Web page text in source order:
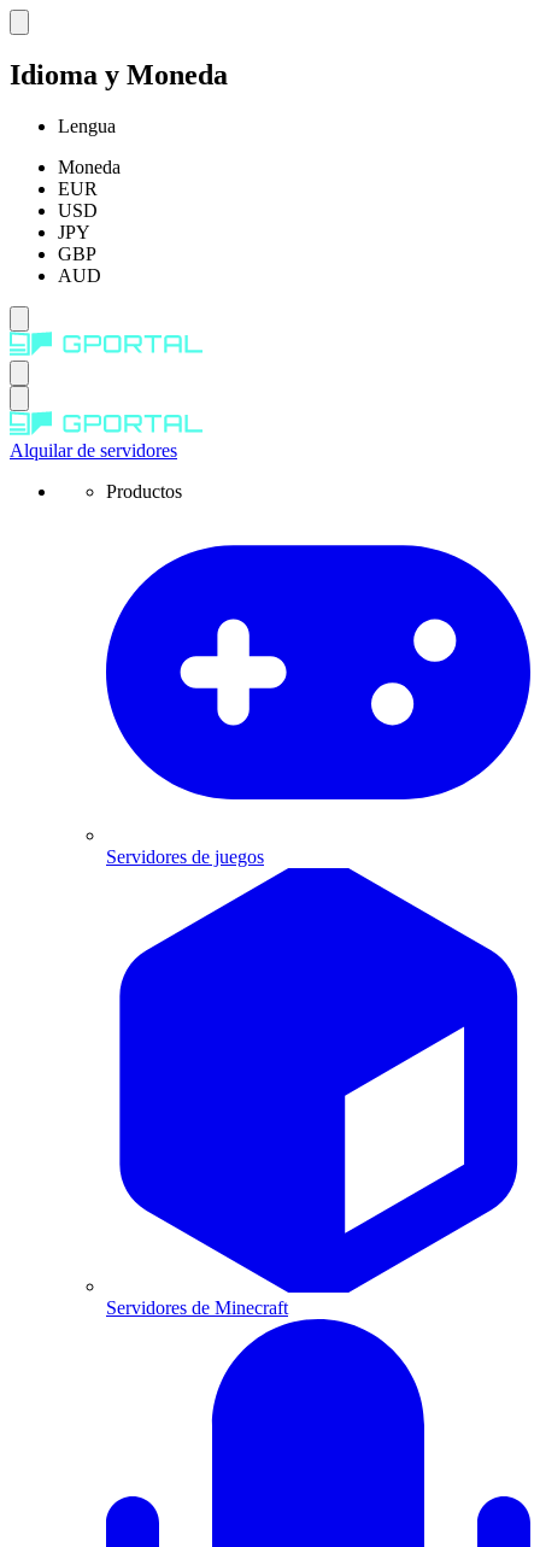
Idioma y Moneda
Lengua
Moneda
EUR
USD
JPY
GBP
AUD
Alquilar de servidores
Productos
Servidores de juegos
Servidores de Minecraft